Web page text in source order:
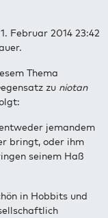
1. Februar 2014 23:42
Thema
zu niotan
jemandem
bringt, oder ihm
seinem Haß
in Hobbits und